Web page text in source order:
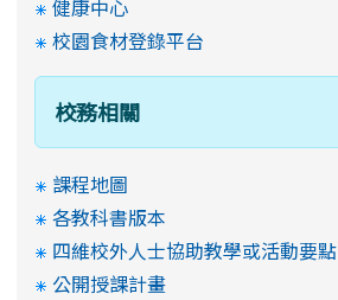
健康中心
校園食材登錄平台
校務相關
課程地圖
各教科書版本
四維校外人士協助教學或活動要點
公開授課計畫